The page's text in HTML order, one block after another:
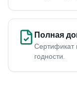
Полная
Сертификат
годности.